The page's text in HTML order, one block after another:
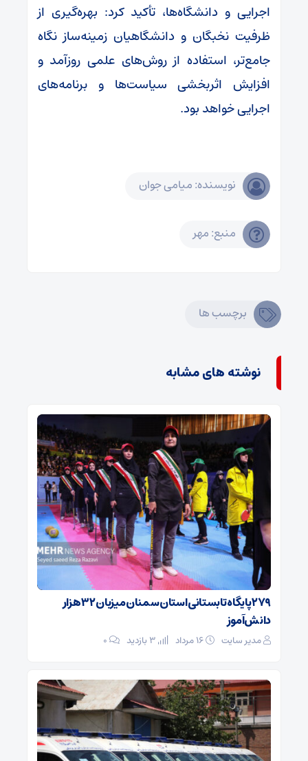
اجرایی و دانشگاه‌ها، تأکید کرد: بهره‌گیری از
ظرفیت نخبگان و دانشگاهیان زمینه‌ساز نگاه
جامع‌تر، استفاده از روش‌های علمی روزآمد و
افزایش اثربخشی سیاست‌ها و برنامه‌های
اجرایی خواهد بود.
نویسنده: میامی جوان
منبع: مهر
برچسب ها
نوشته های مشابه
۲۷۹ پایگاه تابستانی استان سمنان میزبان ۳۲ هزار
دانش‌آموز
مدیر سایت ۰